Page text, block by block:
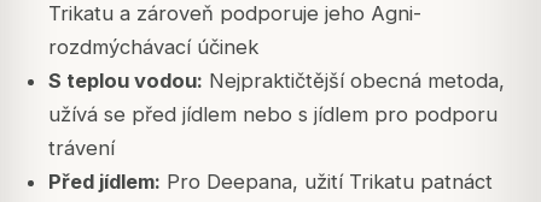
Trikatu a zároveň podporuje jeho Agni-
rozdmýchávací účinek
S teplou vodou: Nejpraktičtější obecná metoda,
užívá se před jídlem nebo s jídlem pro podporu
trávení
Před jídlem: Pro Deepana, užití Trikatu patnáct